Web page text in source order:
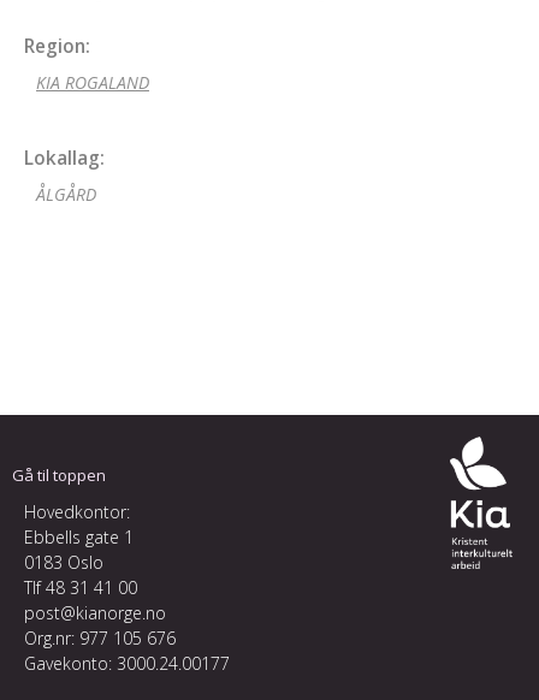
Region:
KIA ROGALAND
Lokallag:
ÅLGÅRD
Gå til toppen
Hovedkontor:
Ebbells gate 1
0183 Oslo
Tlf48 31 41 00
post@kianorge.no
Org.nr: 977 105 676
Gavekonto: 3000.24.00177